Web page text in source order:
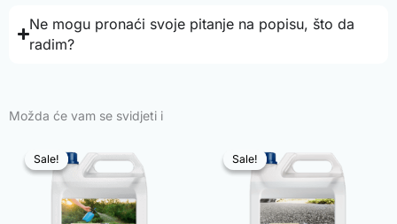
Ne mogu pronaći svoje pitanje na popisu, što da
radim?
Možda će vam se svidjeti i
Sale!
Sale! Sale!
Sale!